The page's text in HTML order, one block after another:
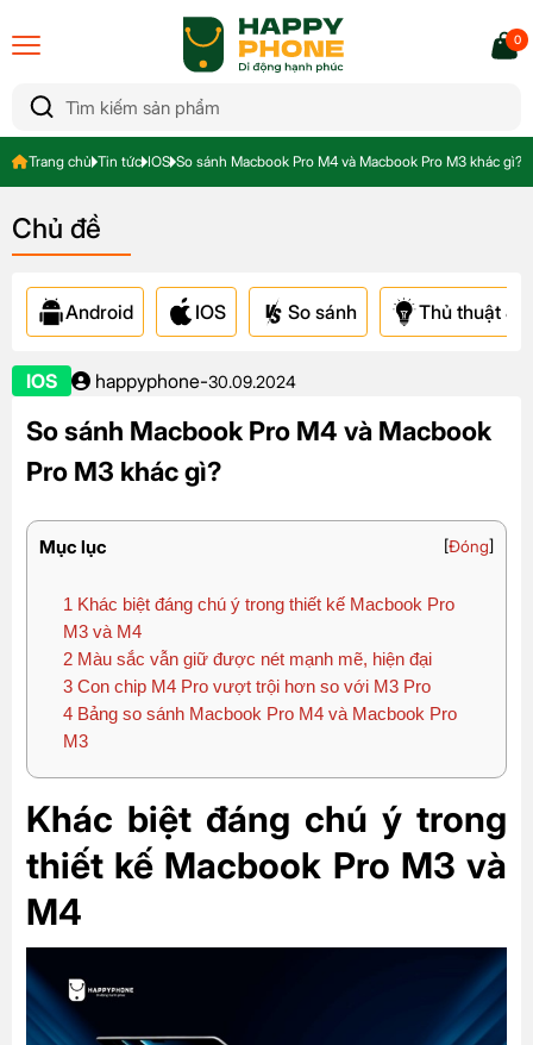
0
Trang chủ Tin tức IOS So sánh Macbook Pro M4 và Macbook Pro M3 khác gì?
Chủ đề
Android IOS So sánh Thủ thuật &
IOS happyphone-30.09.2024
So sánh Macbook Pro M4 và Macbook
Pro M3 khác gì?
Mục lục [Đóng]
1 Khác biệt đáng chú ý trong thiết kế Macbook Pro
M3 và M4
2 Màu sắc vẫn giữ được nét mạnh mẽ, hiện đại
3 Con chip M4 Pro vượt trội hơn so với M3 Pro
4 Bảng so sánh Macbook Pro M4 và Macbook Pro
M3
Khác biệt đáng chú ý trong
thiết kế Macbook Pro M3 và
M4